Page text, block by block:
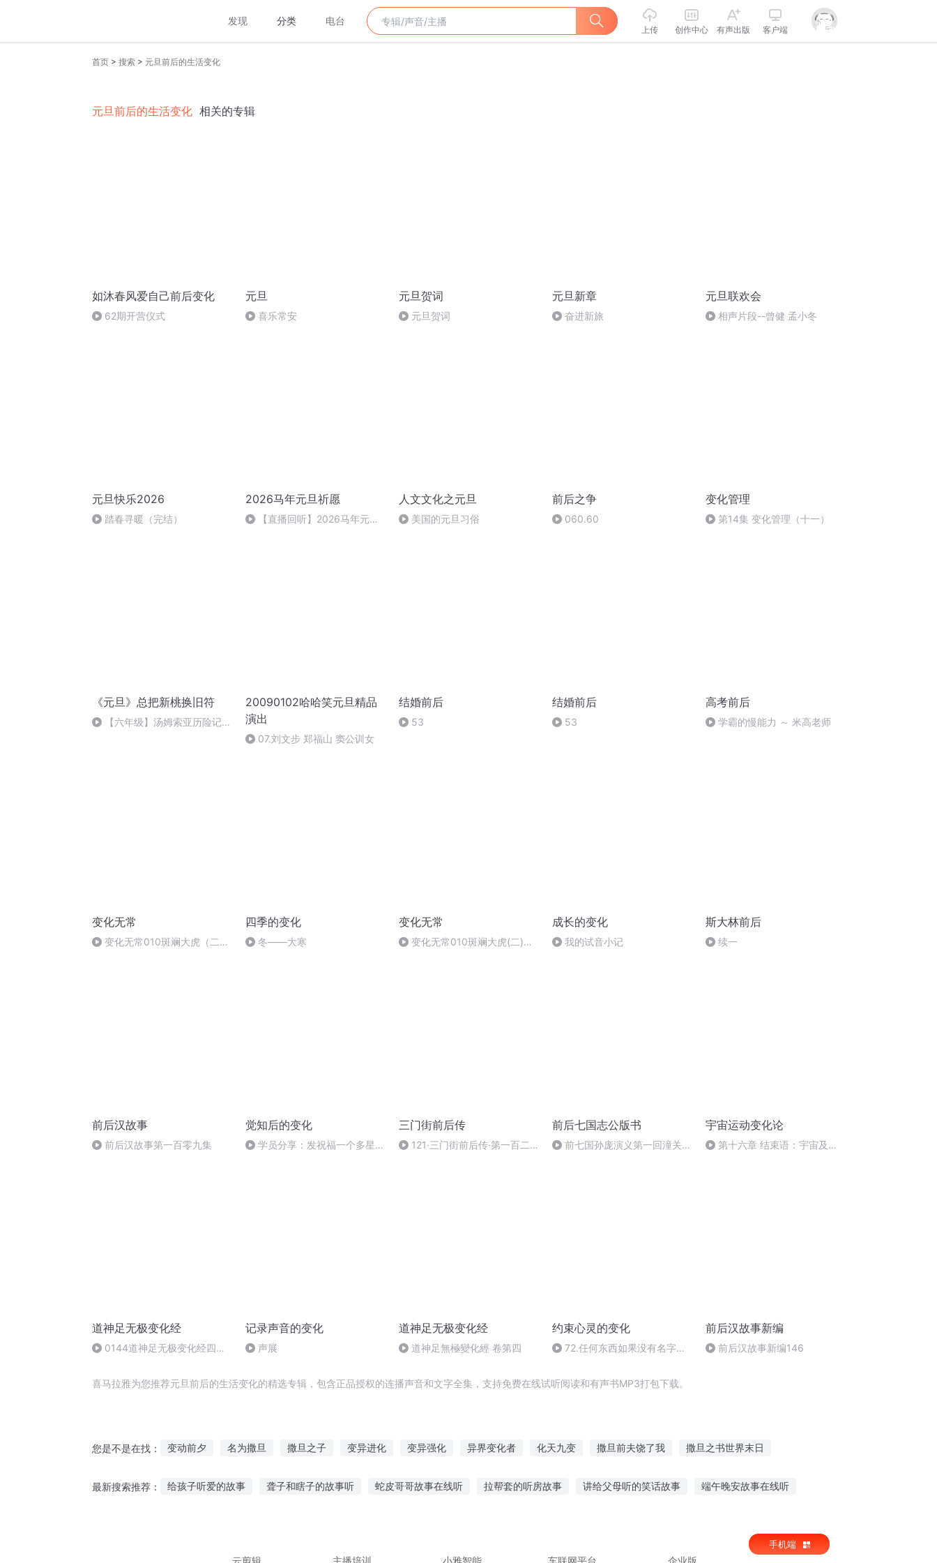
发现 分类 电台
上传 创作中心 有声出版 客户端
首页 > 搜索 > 元旦前后的生活变化
元旦前后的生活变化 相关的专辑
如沐春风爱自己前后变化
62期开营仪式
元旦
喜乐常安
元旦贺词
元旦贺词
元旦新章
奋进新旅
元旦联欢会
相声片段--曾健 孟小冬
元旦快乐2026
踏春寻暖（完结）
2026马年元旦祈愿
【直播回听】2026马年元旦
人文文化之元旦
美国的元旦习俗
前后之争
060.60
变化管理
第14集 变化管理（十一）
《元旦》总把新桃换旧符
【六年级】汤姆索亚历险记
20090102哈哈笑元旦精品
演出
07.刘文步 郑福山 窦公训女
结婚前后
53
结婚前后
53
高考前后
学霸的慢能力 ～ 米高老师
变化无常
变化无常010斑斓大虎（二）
四季的变化
冬——大寒
变化无常
变化无常010斑斓大虎(二)后
成长的变化
我的试音小记
斯大林前后
续一
前后汉故事
前后汉故事第一百零九集
觉知后的变化
学员分享：发祝福一个多星期
三门街前后传
121·三门街前后传·第一百二
前后七国志公版书
前七国孙庞演义第一回潼关城
宇宙运动变化论
第十六章 结束语：宇宙及宇
道神足无极变化经
0144道神足无极变化经四卷
记录声音的变化
声展
道神足无极变化经
道神足無極變化經 卷第四
约束心灵的变化
72.任何东西如果没有名字是
高的
前后汉故事新编
前后汉故事新编146
喜马拉雅为您推荐元旦前后的生活变化的精选专辑，包含正品授权的连播声音和文字全集，支持免费在线试听阅读和有声书MP3打包下载。
您是不是在找： 变动前夕 名为撒旦 撒旦之子 变异进化 变异强化 异界变化者 化天九变 撒旦前夫饶了我 撒旦之书世界末日
最新搜索推荐： 给孩子听爱的故事 聋子和瞎子的故事听 蛇皮哥哥故事在线听 拉帮套的听房故事 讲给父母听的笑话故事 端午晚安故事在线听
云剪辑
主播培训 小雅智能 车联网平台 企业版
手机端